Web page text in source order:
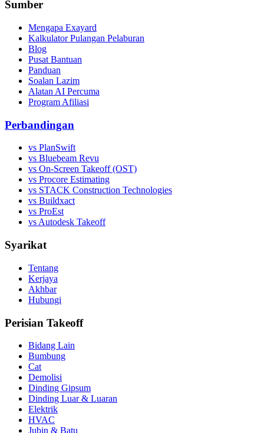
Sumber
Mengapa Exayard
Kalkulator Pulangan Pelaburan
Blog
Pusat Bantuan
Panduan
Soalan Lazim
Alatan AI Percuma
Program Afiliasi
Perbandingan
vs PlanSwift
vs Bluebeam Revu
vs On-Screen Takeoff (OST)
vs Procore Estimating
vs STACK Construction Technologies
vs Buildxact
vs ProEst
vs Autodesk Takeoff
Syarikat
Tentang
Kerjaya
Akhbar
Hubungi
Perisian Takeoff
Bidang Lain
Bumbung
Cat
Demolisi
Dinding Gipsum
Dinding Luar & Luaran
Elektrik
HVAC
Jubin & Batu